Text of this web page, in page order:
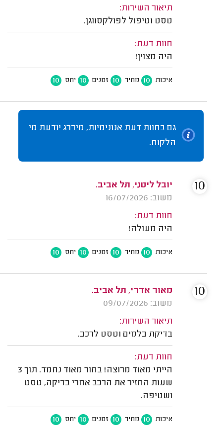
תיאור השירות:
טסט וטיפול לפולקסווגן.
חוות דעת:
היה מצוין!
איכות 10 מחיר 10 זמנים 10 יחס 10
גם בחוות דעת אנונימיות, מידרג יודעת מי
הלקוח.
יובל ליטני, תל אביב.
משוב: 16/07/2026
חוות דעת:
היה מעולה!
איכות 10 מחיר 10 זמנים 10 יחס 10
10
מאור אדרי, תל אביב.
משוב: 09/07/2026
תיאור השירות:
בדיקת בלמים וטסט לרכב.
חוות דעת:
הייתי מאוד מרוצה! בחור מאוד נחמד. תוך 3
שעות החזיר את הרכב אחרי בדיקה, טסט
ושטיפה.
איכות 10 מחיר 10 זמנים 10 יחס 10
10